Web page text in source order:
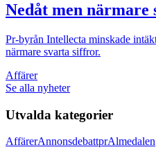
Nedåt men
Pr-byrån Intellecta minskade
närmare svarta siffror.
Affärer
Se alla nyheter
Utvalda kategorier
AffärerAnnonsdebattprAlmedalen